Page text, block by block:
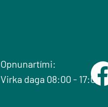
Opnunartími:
Virka daga 08:00 - 17:00